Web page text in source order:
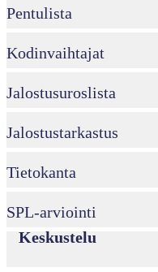
Pentulista
Kodinvaihtajat
Jalostusuroslista
Jalostustarkastus
Tietokanta
SPL-arviointi
Keskustelu